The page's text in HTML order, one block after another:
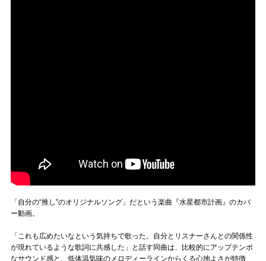
「自分の“推し”のオリジナルソング」だという楽曲『水星都市計画』のカバ
ー動画。
「これも広めたいなという気持ちで歌った。自分とリスナーさんとの関係性
が現れているような歌詞に共感した」と話す同曲は、比較的にアップテンポ
なサウンド感と、低体温気味のメロディーラインからくる心地よさが特徴